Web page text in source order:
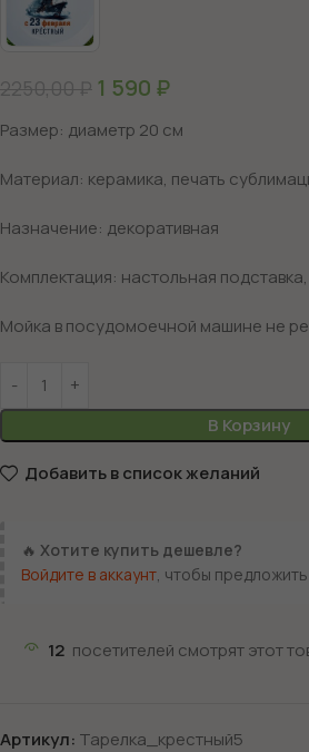
2250,00₽ 1 590 ₽
Размер: диаметр 20 см
Материал: керамика, печать
Назначение: декоративная
Комплектация: настольная
Мойка в посудомоечной машине не
В Корзину
Добавить в список желаний
🔥 Хотите купить дешевле?
Войдите в аккаунт , чтобы
12 посетителей смотрят этот
Артикул: Тарелка_крестный5